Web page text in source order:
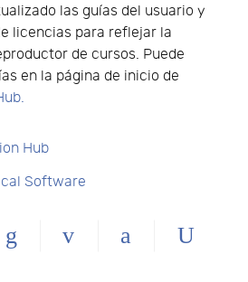
las guías del usuario y
licencias para reflejar la
de cursos. Puede
en la página de inicio de
Hub
Software